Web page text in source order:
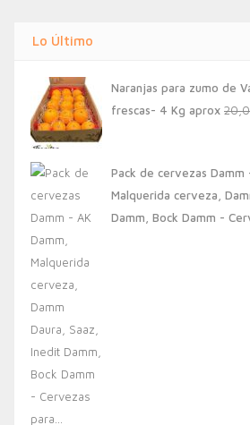
Lo Último
Naranjas para zumo de
frescas- 4 Kg aprox
Pack de cervezas Damm
Malquerida cerveza,
Damm, Bock Damm -